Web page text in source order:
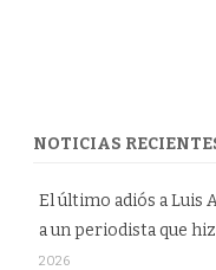
NOTICIAS
El último adiós a Luis
a un periodista que
2026